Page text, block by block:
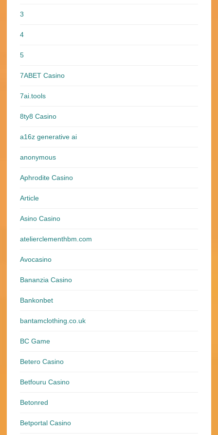
3
4
5
7ABET Casino
7ai.tools
8ty8 Casino
a16z generative ai
anonymous
Aphrodite Casino
Article
Asino Casino
atelierclementhbm.com
Avocasino
Bananzia Casino
Bankonbet
bantamclothing.co.uk
BC Game
Betero Casino
Betfouru Casino
Betonred
Betportal Casino